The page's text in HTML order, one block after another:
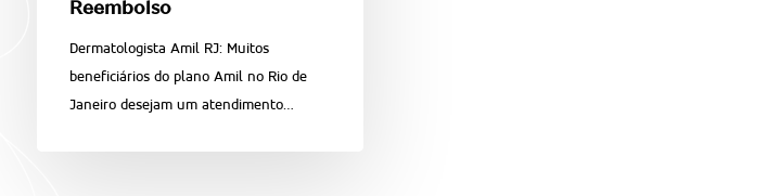
Reembolso
Dermatologista Amil RJ: Muitos
beneficiários do plano Amil no Rio de
Janeiro desejam um atendimento…